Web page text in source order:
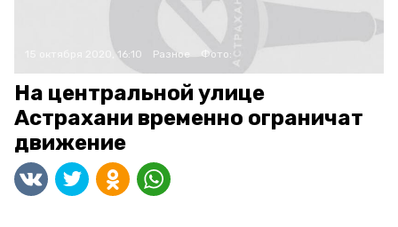
15 октября 2020, 16:10 Разное Фото:
На центральной улице
Астрахани временно ограничат
движение